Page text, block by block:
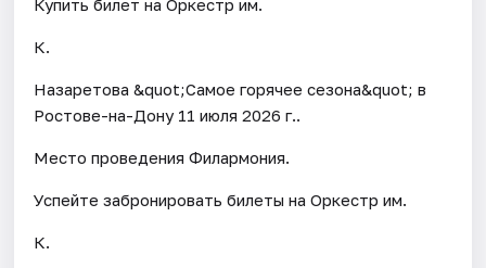
Купить билет на Оркестр им.
К.
Назаретова &quot;Самое горячее сезона&quot; в
Ростове-на-Дону 11 июля 2026 г..
Место проведения Филармония.
Успейте забронировать билеты на Оркестр им.
К.